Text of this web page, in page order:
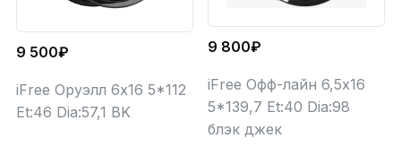
9 500₽
iFree Оруэлл 6x16 5*112
Et:46 Dia:57,1 BK
9 800₽
iFree Офф-лайн 6,5x16
5*139,7 Et:40 Dia:98
блэк джек